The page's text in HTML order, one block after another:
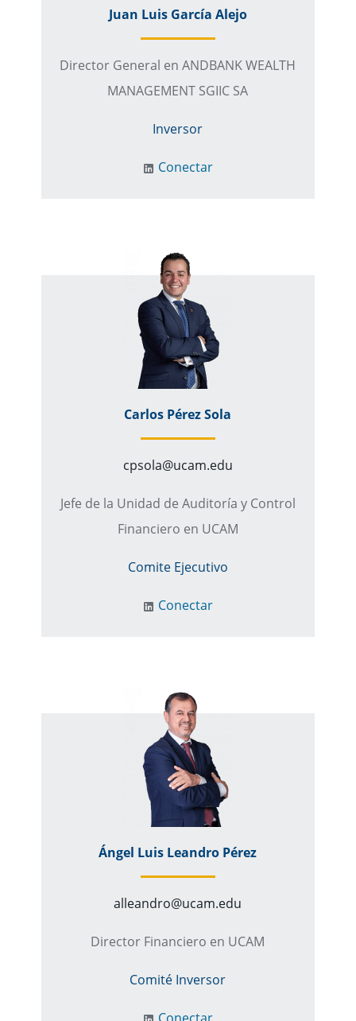
Juan Luis García Alejo
Director General en ANDBANK WEALTH
MANAGEMENT SGIIC SA
Inversor
Conectar
Carlos Pérez Sola
cpsola@ucam.edu
Jefe de la Unidad de Auditoría y Control
Financiero en UCAM
Comite Ejecutivo
Conectar
Ángel Luis Leandro Pérez
alleandro@ucam.edu
Director Financiero en UCAM
Comité Inversor